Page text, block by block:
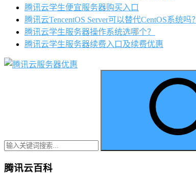
腾讯云学生便宜服务器购买入口
腾讯云TencentOS Server可以替代CentOS系统吗？
腾讯云学生服务器操作系统选哪个？
腾讯云学生服务器续费入口及续费优惠
腾讯云百科